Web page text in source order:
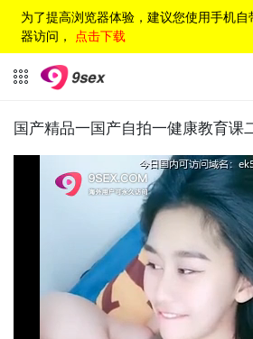
为了提高浏览器体验，建议您使用手机
器访问， 点击下载
国产精品一国产自拍一健康教育课